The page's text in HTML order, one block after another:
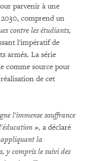
parvenir à une
comprend un
contre les étudiants,
l'impératif de
armés. La série
comme source pour
de cet
l'immense souffrance
», a déclaré
la
y compris le suivi des